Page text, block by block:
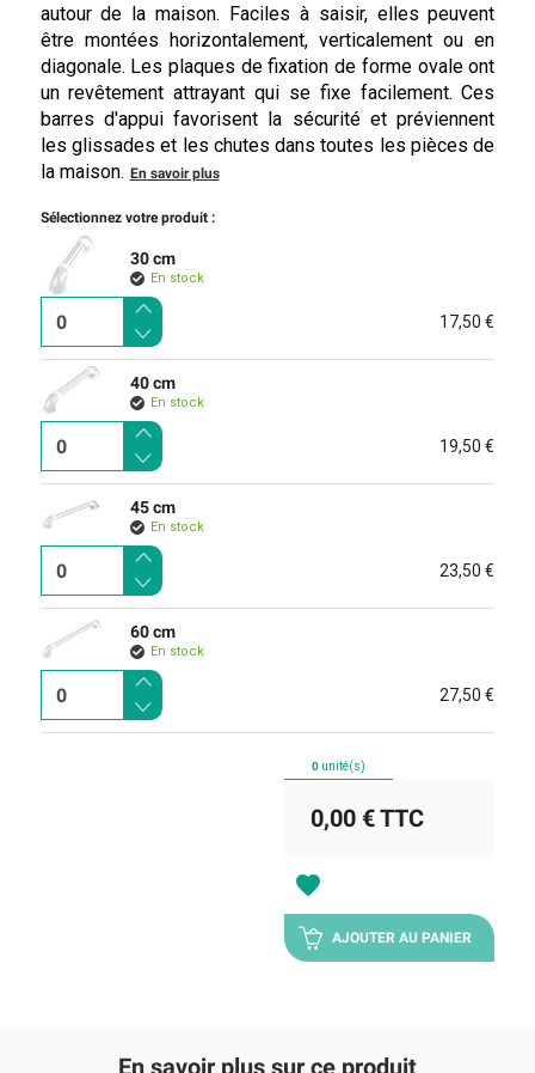
autour de la maison. Faciles à saisir, elles peuvent
être montées horizontalement, verticalement ou en
diagonale. Les plaques de fixation de forme ovale ont
un revêtement attrayant qui se fixe facilement. Ces
barres d'appui favorisent la sécurité et préviennent
les glissades et les chutes dans toutes les pièces de
la maison. En savoir plus
Sélectionnez votre produit :
30 cm
En stock
17,50 €
40 cm
En stock
19,50 €
45 cm
En stock
23,50 €
60 cm
En stock
27,50 €
0 unité(s)
0,00 €TTC
favorite
AJOUTER AU PANIER
En savoir plus sur ce produit